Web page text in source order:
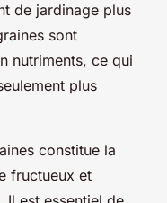
de jardinage plus
sont
nutriments, ce qui
plus
constitue la
fructueux et